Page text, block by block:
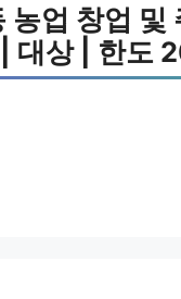
농업 창업
대상 | 한도